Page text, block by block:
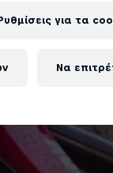
για τα
Να